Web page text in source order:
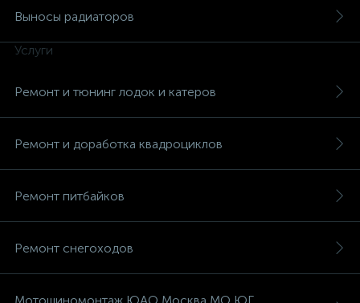
Выносы радиаторов
Услуги
Ремонт и тюнинг лодок и катеров
Ремонт и доработка квадроциклов
Ремонт питбайков
Ремонт снегоходов